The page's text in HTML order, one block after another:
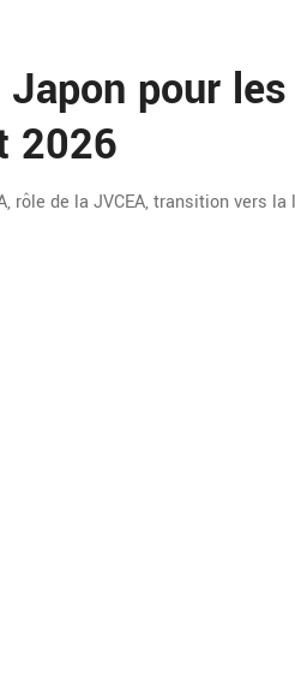
pour les
2026
rôle de la JVCEA, transition vers